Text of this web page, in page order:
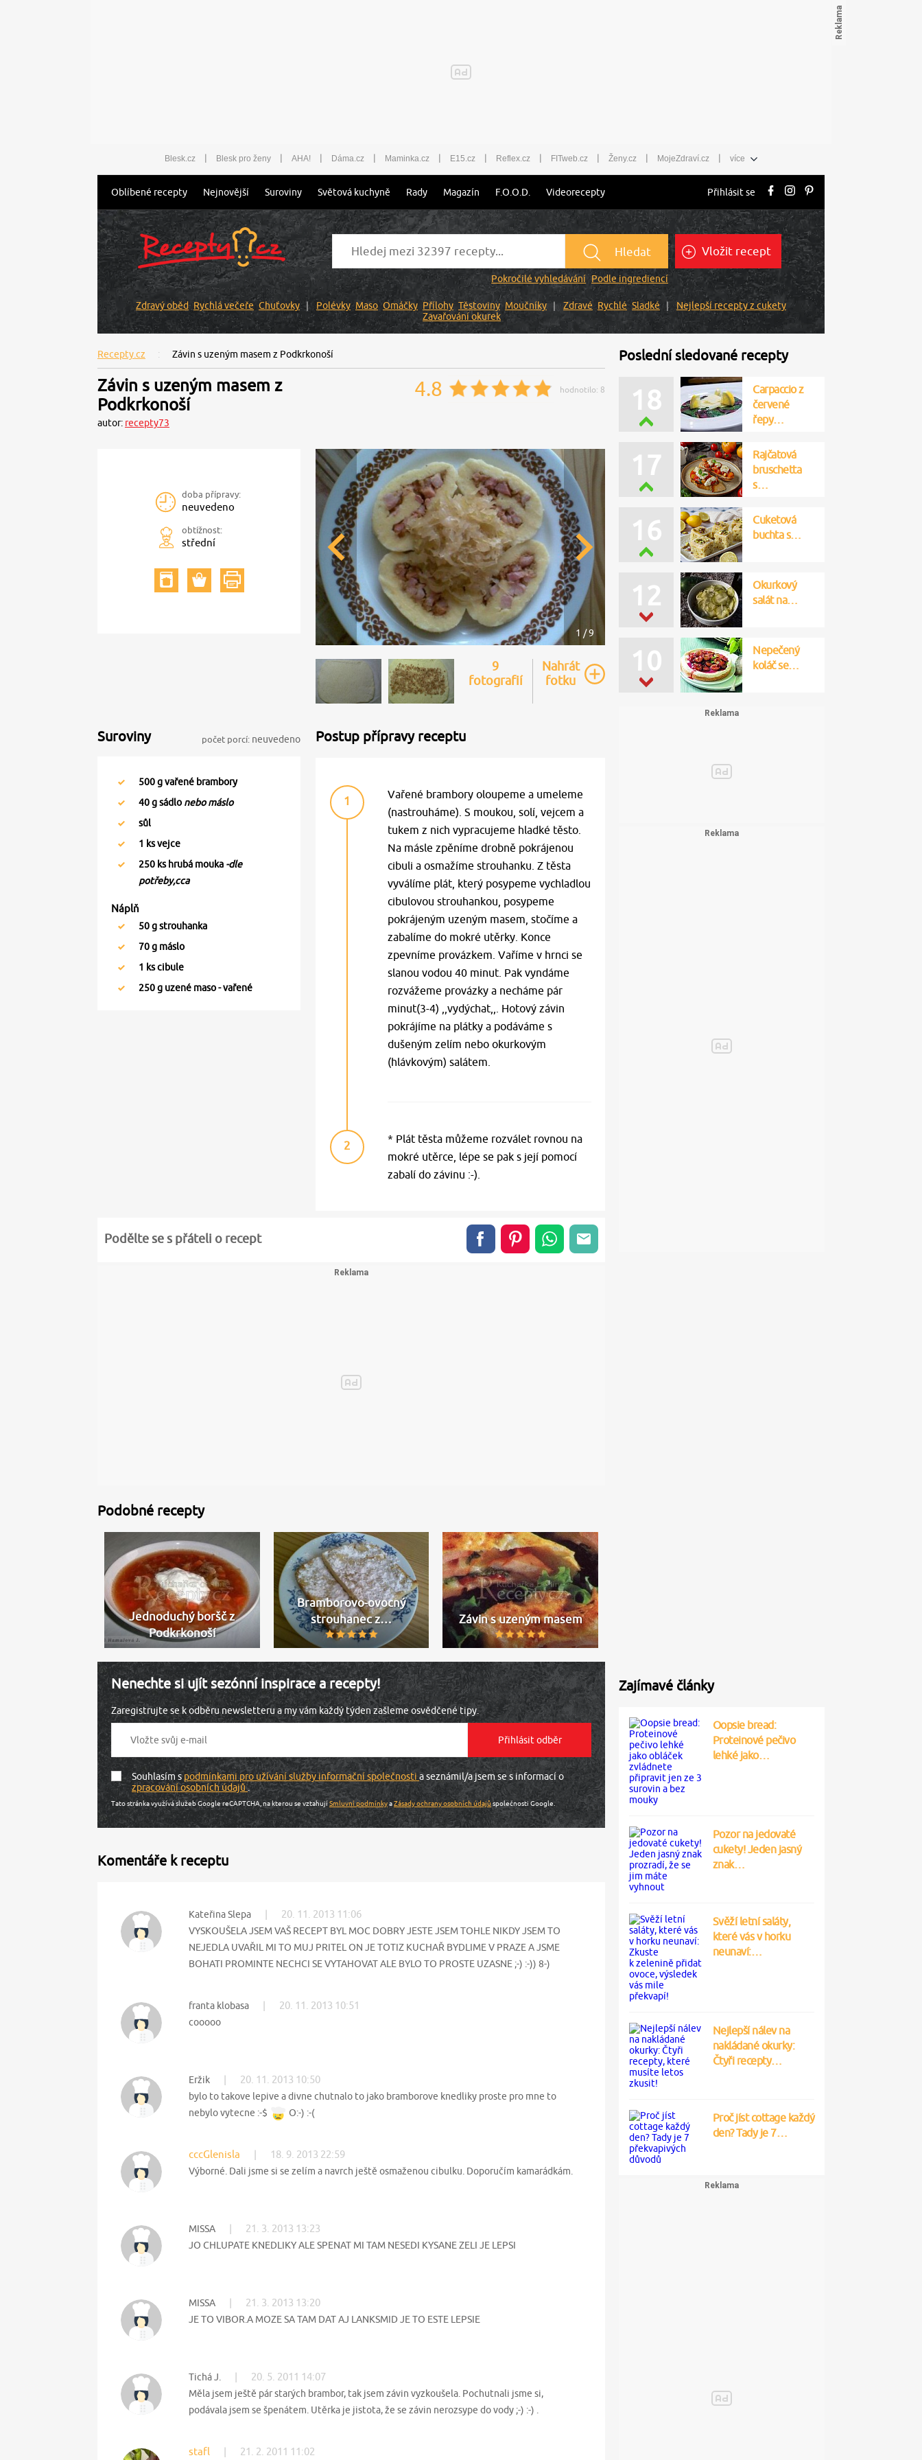
Blesk.cz | Blesk pro ženy | AHA! | Dáma.cz | Maminka.cz | E15.cz | Reflex.cz | FITweb.cz | Ženy.cz | MojeZdraví.cz | více
Oblíbené recepty Nejnovější Suroviny Světová kuchyně Rady Magazín F.O.O.D. Videorecepty Přihlásit se
Hledat
Pokročilé vyhledávání Podle ingrediencí
Vložit recept
Zdravý oběd Rychlá večeře Chuťovky Polévky Maso Omáčky Přílohy Těstoviny Moučníky Zdravé Rychlé Sladké
Nejlepší recepty z cukety
Zavařování okurek
Recepty.cz Závin s uzeným masem z Podkrkonoší
Závin s uzeným masem z
Podkrkonoší
autor: recepty73
4.8 hodnotilo: 8
doba přípravy:
neuvedeno
obtížnost:
střední
1 / 9
9
fotografií
Nahrát
fotku
Suroviny počet porcí: neuvedeno
500g vařené brambory
40g sádlo nebo máslo
sůl
1 ks vejce
250 ks hrubá mouka -dle
potřeby,cca
Náplň
50g strouhanka
70g máslo
1 ks cibule
250g uzené maso - vařené
Postup přípravy receptu
1
Vařené brambory oloupeme a umeleme
(nastrouháme). S moukou, solí, vejcem a
tukem z nich vypracujeme hladké těsto.
Na másle zpěníme drobně pokrájenou
cibuli a osmažíme strouhanku. Z těsta
vyválíme plát, který posypeme vychladlou
cibulovou strouhankou, posypeme
pokrájeným uzeným masem, stočíme a
zabalíme do mokré utěrky. Konce
zpevníme provázkem. Vaříme v hrnci se
slanou vodou 40 minut. Pak vyndáme
rozvážeme provázky a necháme pár
minut(3-4) ,,vydýchat,,. Hotový závin
pokrájíme na plátky a podáváme s
dušeným zelím nebo okurkovým
(hlávkovým) salátem.
2
* Plát těsta můžeme rozválet rovnou na
mokré utěrce, lépe se pak s její pomocí
zabalí do závinu :-).
Podělte se s přáteli o recept
Podobné recepty
Jednoduchý boršč z
Podkrkonoší
Bramborovo-ovocný
strouhanec z…
Závin s uzeným masem
Nenechte si ujít sezónní inspirace a recepty!
Zaregistrujte se k odběru newsletteru a my vám každý týden zašleme osvědčené tipy.
Souhlasím spodmínkami pro užívání služby informační společnosti a seznámil/a jsem se s informací o
zpracování osobních údajů.
Tato stránka využívá služeb Google reCAPTCHA, na kterou se vztahujíSmluvní podmínkyaZásady ochrany osobních údajůspolečnosti Google.
Komentáře k receptu
Kateřina Slepa 20. 11. 2013 11:06
VYSKOUŠELA JSEM VAŠ RECEPT BYL MOC DOBRY JESTE JSEM TOHLE NIKDY JSEM TO
NEJEDLA UVAŘIL MI TO MUJ PRITEL ON JE TOTIZ KUCHAŘ BYDLIME V PRAZE A JSME
BOHATI PROMINTE NECHCI SE VYTAHOVAT ALE BYLO TO PROSTE UZASNE ;-) :-)) 8-)
franta klobasa 20. 11. 2013 10:51
cooooo
Eržik 20. 11. 2013 10:50
bylo to takove lepive a divne chutnalo to jako bramborove knedliky proste pro mne to
nebylo vytecne :-$
O:-) :-(
cccGlenisla 18. 9. 2013 22:59
Výborné. Dali jsme si se zelím a navrch ještě osmaženou cibulku. Doporučím kamarádkám.
MISSA 21. 3. 2013 13:23
JO CHLUPATE KNEDLIKY ALE SPENAT MI TAM NESEDI KYSANE ZELI JE LEPSI
MISSA 21. 3. 2013 13:20
JE TO VIBOR.A MOZE SA TAM DAT AJ LANKSMID JE TO ESTE LEPSIE
Tichá J. 20. 5. 2011 14:07
Měla jsem ještě pár starých brambor, tak jsem závin vyzkoušela. Pochutnali jsme si,
podávala jsem se špenátem. Utěrka je jistota, že se závin nerozsype do vody ;-) :-) .
stafl 21. 2. 2011 11:02
Poslední sledované recepty
18
Carpaccio z
červené
řepy…
17
Rajčatová
bruschetta
s…
16
Cuketová
buchta s…
12
Okurkový
salát na…
10
Nepečený
koláč se…
Zajímavé články
Oopsie bread:
Proteinové pečivo
lehké jako…
Pozor na jedovaté
cukety! Jeden jasný
znak…
Svěží letní saláty,
které vás v horku
neunaví:…
Nejlepší nálev na
nakládané okurky:
Čtyři recepty…
Proč jíst cottage každý
den? Tady je 7…